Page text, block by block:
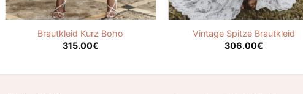
Brautkleid Kurz Boho
315.00€
Vintage Spitze Brautkleid
306.00€